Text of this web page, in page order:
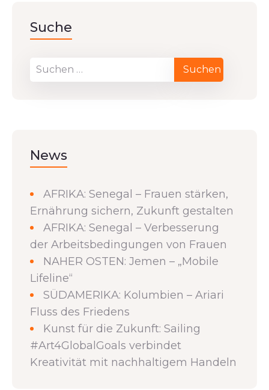
Suche
News
AFRIKA: Senegal – Frauen stärken,
Ernährung sichern, Zukunft gestalten
AFRIKA: Senegal – Verbesserung
der Arbeitsbedingungen von Frauen
NAHER OSTEN: Jemen – „Mobile
Lifeline“
SÜDAMERIKA: Kolumbien – Ariari
Fluss des Friedens
Kunst für die Zukunft: Sailing
#Art4GlobalGoals verbindet
Kreativität mit nachhaltigem Handeln